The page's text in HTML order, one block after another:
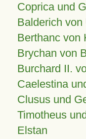
Coprica und
Balderich von
Berthanc von
Brychan von
Burchard II.
Caelestina
Clusus und
Timotheus
Elstan